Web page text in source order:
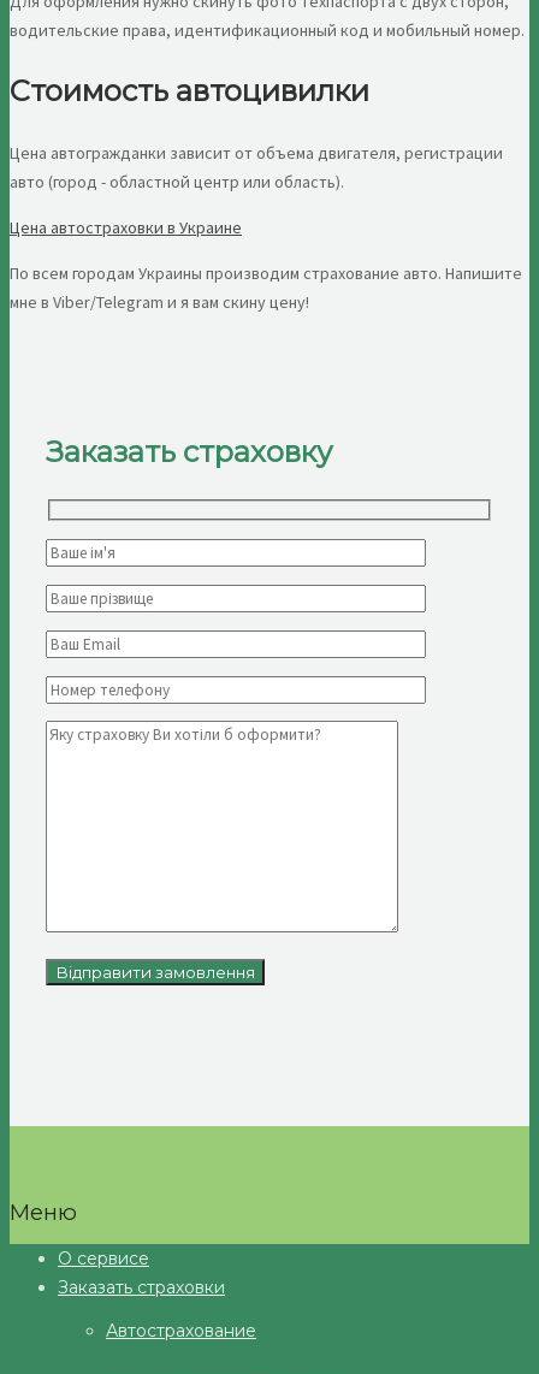
водительские права, идентификационный код и мобильный номер.
Стоимость автоцивилки
Цена автогражданки зависит от объема двигателя, регистрации
авто (город - областной центр или область).
Цена автостраховки в Украине
По всем городам Украины производим страхование авто. Напишите
мне в Viber/Telegram и я вам скину цену!
Заказать страховку
Меню
О сервисе
Заказать страховки
Автострахование